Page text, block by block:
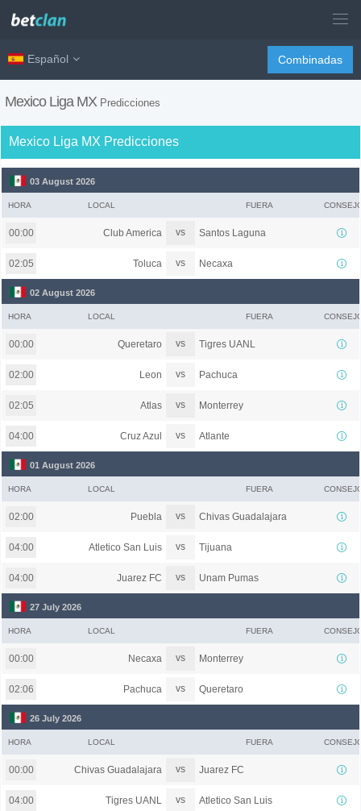
Español Combinadas
Mexico Liga MX Predicciones
Mexico Liga MX Predicciones
03 August 2026
HORA LOCAL FUERA
00:00 Club America vs Santos Laguna
02:05 Toluca vs Necaxa
02 August 2026
HORA LOCAL FUERA
00:00 Queretaro vs Tigres UANL
02:00 Leon vs Pachuca
02:05 Atlas vs Monterrey
04:00 Cruz Azul vs Atlante
01 August 2026
HORA LOCAL FUERA
02:00 Puebla vs Chivas Guadalajara
04:00 Atletico San Luis vs Tijuana
04:00 Juarez FC vs Unam Pumas
27 July 2026
HORA LOCAL FUERA
00:00 Necaxa vs Monterrey
02:06 Pachuca vs Queretaro
26 July 2026
HORA LOCAL FUERA
00:00 Chivas Guadalajara vs Juarez FC
04:00 Tigres UANL vs Atletico San Luis